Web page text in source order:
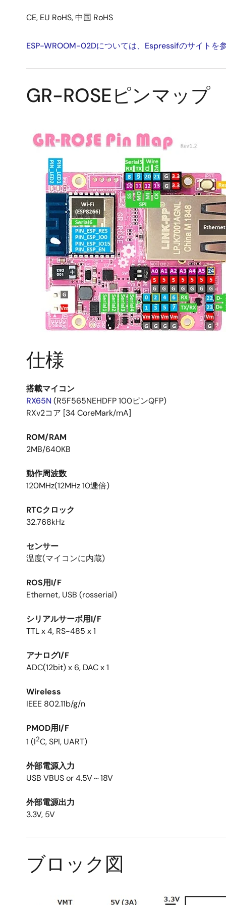
CE, EU RoHS, 中国 RoHS
ESP-WROOM-02Dについては、Espressifのサイトを
GR-ROSEピンマップ
仕様
搭載マイコン
RX65N (R5F565NEHDFP 100ピンQFP)
RXv2コア [34 CoreMark/mA]
ROM/RAM
2MB/640KB
動作周波数
120MHz(12MHz 10逓倍)
RTCクロック
32.768kHz
センサー
温度(マイコンに内蔵)
ROS用I/F
Ethernet, USB (rosserial)
シリアルサーボ用I/F
TTL x 4, RS-485 x 1
アナログI/F
ADC(12bit) x 6, DAC x 1
Wireless
IEEE 802.11b/g/n
PMOD用I/F
1 (I2C, SPI, UART)
外部電源入力
USB VBUS or 4.5V～18V
外部電源出力
3.3V, 5V
ブロック図